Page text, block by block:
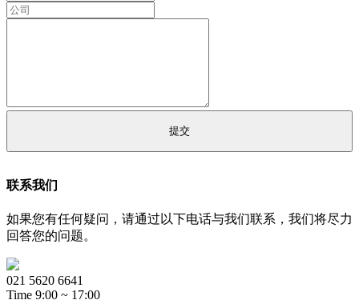
联系我们
如果您有任何疑问，请通过以下电话与我们联系，我们将尽力
回答您的问题。
021 5620 6641
Time 9:00 ~ 17:00